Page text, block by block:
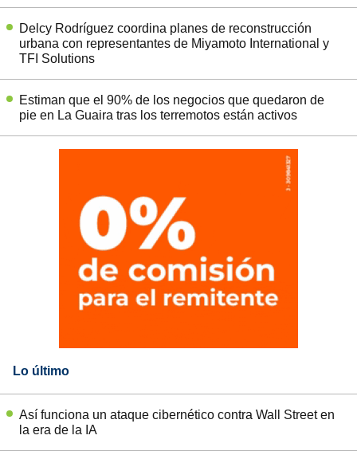
Delcy Rodríguez coordina planes de reconstrucción
urbana con representantes de Miyamoto International y
TFI Solutions
Estiman que el 90% de los negocios que quedaron de
pie en La Guaira tras los terremotos están activos
Lo último
Así funciona un ataque cibernético contra Wall Street en
la era de la IA